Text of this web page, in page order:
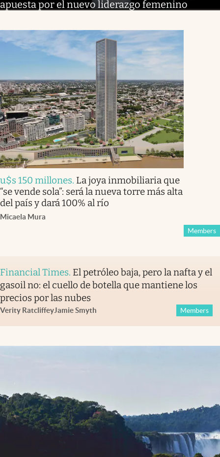
apuesta por el nuevo liderazgo femenino
u$s 150 millones. La joya inmobiliaria que
“se vende sola”: será la nueva torre más alta
del país y dará 100% al río
Micaela Mura
Members
Financial Times. El petróleo baja, pero la nafta y el
gasoil no: el cuello de botella que mantiene los
precios por las nubes
Verity RatcliffeyJamie Smyth Members